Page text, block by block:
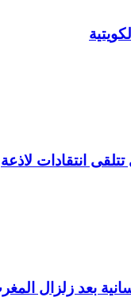
انتقادات لاذعة
بعد زلزال